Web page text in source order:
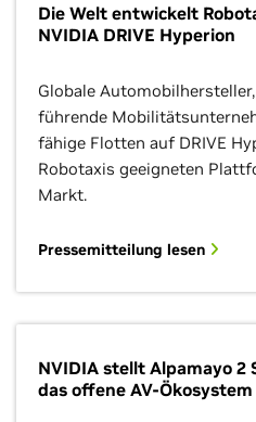
Die Welt entwickelt
NVIDIA DRIVE Hyperion
Globale
führende
fähige Flotten auf DRIVE
Robotaxis geeigneten
Markt.
Pressemitteilung lesen
NVIDIA stellt Alpamayo
das offene AV-Ökosystem